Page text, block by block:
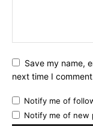
Save my name,
next time I
Notify me of
Notify me of new